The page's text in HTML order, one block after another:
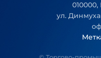
010000,
ул.